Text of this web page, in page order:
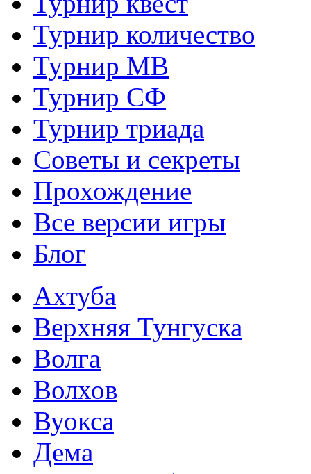
Турнир количество
Турнир МВ
Турнир СФ
Турнир триада
Советы и секреты
Прохождение
Все версии игры
Блог
Ахтуба
Верхняя Тунгуска
Волга
Волхов
Вуокса
Дема